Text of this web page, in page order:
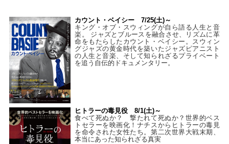
カウント・ベイシー 7/25(土)～
キング・オブ・スウィングが自ら語る人生と音
楽。 ジャズとブルースを融合させ、リズムに革
命をもたらしたカウント・ベイシー。スウィン
グジャズの黄金時代を築いたジャズピアニスト
の人生と音楽、そして知られざるプライベート
を追う自伝的ドキュメンタリー。
ヒトラーの毒見役 8/1(土)～
食べて死ぬか？ 撃たれて死ぬか？世界的ベス
トセラーを映画化！ナチスからヒトラーの毒見
を命令された女性たち。第二次世界大戦末期、
本当にあった知られざる真実